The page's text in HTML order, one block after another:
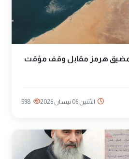
هرمز مقابل وقف مؤقت
الأثنين 06 نيسان 2026 598